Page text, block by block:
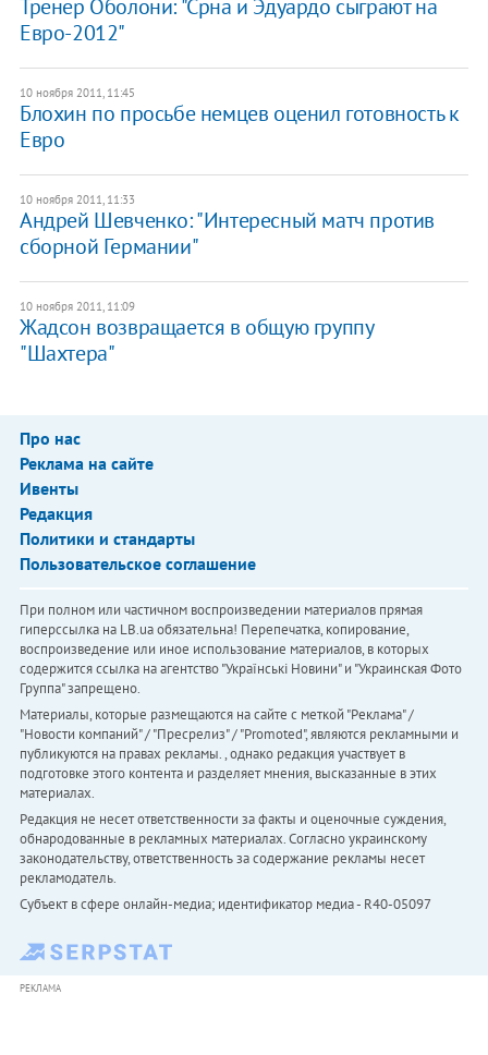
Тренер Оболони: "Срна и Эдуардо сыграют на
Евро-2012"
10 ноября 2011, 11:45
Блохин по просьбе немцев оценил готовность к
Евро
10 ноября 2011, 11:33
Андрей Шевченко: "Интересный матч против
сборной Германии"
10 ноября 2011, 11:09
Жадсон возвращается в общую группу
"Шахтера"
Про нас
Реклама на сайте
Ивенты
Редакция
Политики и стандарты
Пользовательское соглашение
При полном или частичном воспроизведении материалов прямая
гиперссылка на LB.ua обязательна! Перепечатка, копирование,
воспроизведение или иное использование материалов, в которых
содержится ссылка на агентство "Українськi Новини" и "Украинская Фото
Группа" запрещено.
Материалы, которые размещаются на сайте с меткой "Реклама" /
"Новости компаний" / "Пресрелиз" / "Promoted", являются рекламными и
публикуются на правах рекламы. , однако редакция участвует в
подготовке этого контента и разделяет мнения, высказанные в этих
материалах.
Редакция не несет ответственности за факты и оценочные суждения,
обнародованные в рекламных материалах. Согласно украинскому
законодательству, ответственность за содержание рекламы несет
рекламодатель.
Субъект в сфере онлайн-медиа; идентификатор медиа - R40-05097
РЕКЛАМА